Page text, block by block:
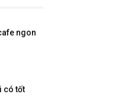
ngon
có tốt